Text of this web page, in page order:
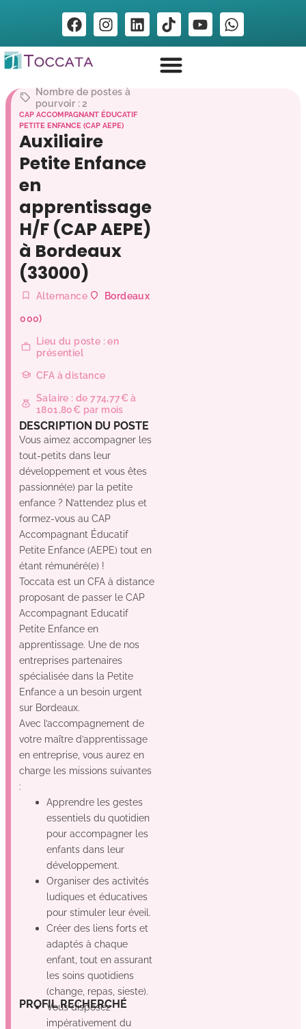
Nombre de postes à
pourvoir : 2
CAP ACCOMPAGNANT ÉDUCATIF
PETITE ENFANCE (CAP AEPE)
Auxiliaire
Petite Enfance
en
apprentissage
H/F (CAP AEPE)
à Bordeaux
(33000)
Alternance
Bordeaux
(33000)
Lieu du poste : en
présentiel
CFA à distance
Salaire : de 774,77€ à
1801,80€ par mois
DESCRIPTION DU POSTE
Vous aimez accompagner les
tout-petits dans leur
développement et vous êtes
passionné(e) par la petite
enfance ? N’attendez plus et
formez-vous au CAP
Accompagnant Éducatif
Petite Enfance (AEPE) tout en
étant rémunéré(e) !
Toccata est un CFA à distance
proposant de passer le CAP
Accompagnant Educatif
Petite Enfance en
apprentissage. Une de nos
entreprises partenaires
spécialisée dans la Petite
Enfance a un besoin urgent
sur Bordeaux.
Avec l’accompagnement de
votre maître d’apprentissage
en entreprise, vous aurez en
charge les missions suivantes
:
Apprendre les gestes
essentiels du quotidien
pour accompagner les
enfants dans leur
développement.
Organiser des activités
ludiques et éducatives
pour stimuler leur éveil.
Créer des liens forts et
adaptés à chaque
enfant, tout en assurant
les soins quotidiens
(change, repas, sieste).
PROFIL RECHERCHÉ
NonNonGE
Vous disposez
impérativement du